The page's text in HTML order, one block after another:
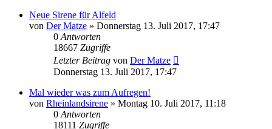
Neue Sirene für Alfeld
von Der Matze » Donnerstag 13. Juli 2017, 17:47
0 Antworten
18667 Zugriffe
Letzter Beitrag von Der Matze
Donnerstag 13. Juli 2017, 17:47
Mal wieder was zum Aufregen!
von Rheinlandsirene » Montag 10. Juli 2017, 11:18
0 Antworten
18111 Zugriffe